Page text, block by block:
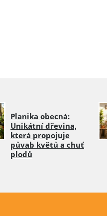
Planika obecná:
Unikátní dřevina,
která propojuje
půvab květů a chuť
plodů